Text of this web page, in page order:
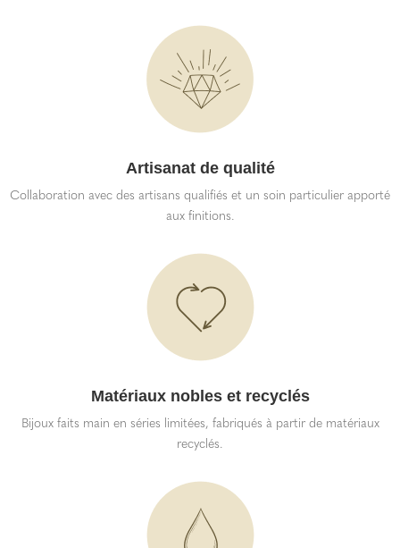
Artisanat de qualité
Collaboration avec des artisans qualifiés et un soin particulier apporté
aux finitions.
Matériaux nobles et recyclés
Bijoux faits main en séries limitées, fabriqués à partir de matériaux
recyclés.